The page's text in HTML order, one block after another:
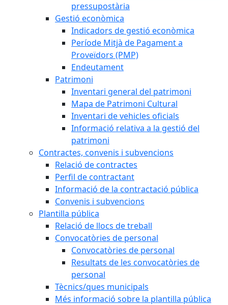
pressupostària
Gestió econòmica
Indicadors de gestió econòmica
Període Mitjà de Pagament a
Proveïdors (PMP)
Endeutament
Patrimoni
Inventari general del patrimoni
Mapa de Patrimoni Cultural
Inventari de vehicles oficials
Informació relativa a la gestió del
patrimoni
Contractes, convenis i subvencions
Relació de contractes
Perfil de contractant
Informació de la contractació pública
Convenis i subvencions
Plantilla pública
Relació de llocs de treball
Convocatòries de personal
Convocatòries de personal
Resultats de les convocatòries de
personal
Tècnics/ques municipals
Més informació sobre la plantilla pública